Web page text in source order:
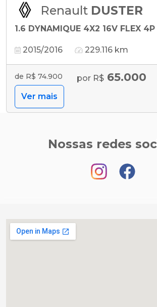
Renault DUSTER
1.6 DYNAMIQUE 4X2 16V FLEX
2015/2016 229.116 km
de R$ 74.900 por R$ 65.000
Ver mais
Nossas redes